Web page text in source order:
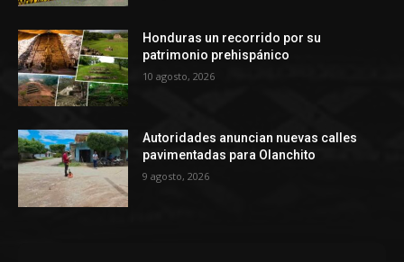
Honduras un recorrido por su
patrimonio prehispánico
10 agosto, 2026
Autoridades anuncian nuevas calles
pavimentadas para Olanchito
9 agosto, 2026